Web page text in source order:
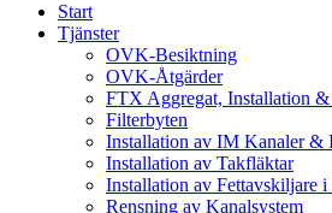
Start
Tjänster
OVK-Besiktning
OVK-Åtgärder
FTX Aggregat, Installation &
Filterbyten
Installation av IM Kanaler &
Installation av Takfläktar
Installation av Fettavskiljare
Rensning av Kanalsystem